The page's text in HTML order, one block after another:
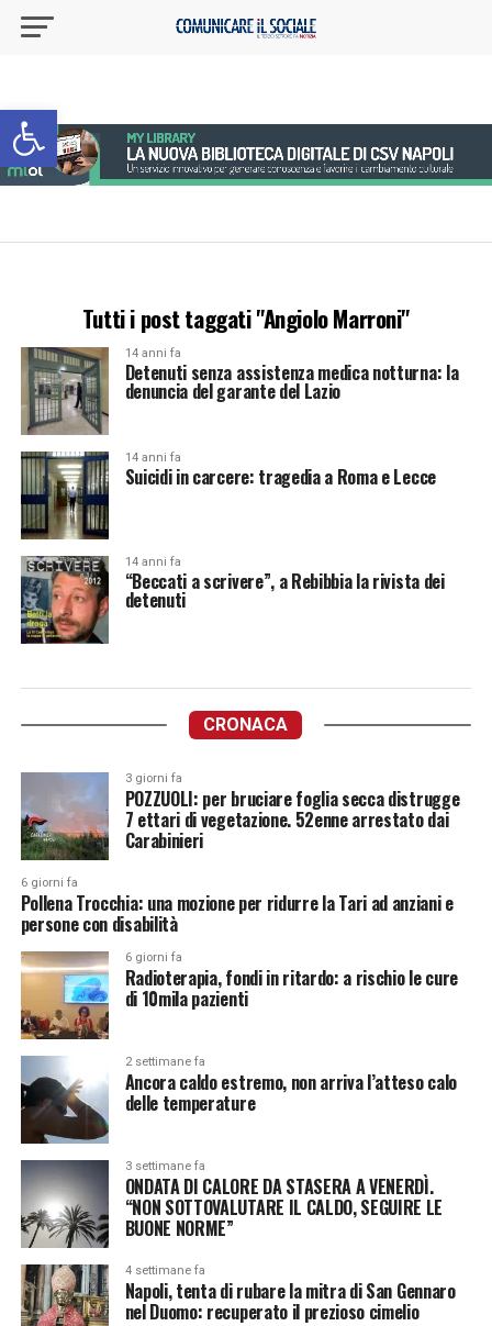
Apri la barra degli strumenti
Tutti i post taggati "Angiolo Marroni"
14 anni fa
Detenuti senza assistenza medica notturna: la
denuncia del garante del Lazio
14 anni fa
Suicidi in carcere: tragedia a Roma e Lecce
14 anni fa
“Beccati a scrivere”, a Rebibbia la rivista dei
detenuti
CRONACA
3 giorni fa
POZZUOLI: per bruciare foglia secca distrugge
7 ettari di vegetazione. 52enne arrestato dai
Carabinieri
6 giorni fa
Pollena Trocchia: una mozione per ridurre la Tari ad anziani e
persone con disabilità
6 giorni fa
Radioterapia, fondi in ritardo: a rischio le cure
di 10mila pazienti
2 settimane fa
Ancora caldo estremo, non arriva l’atteso calo
delle temperature
3 settimane fa
ONDATA DI CALORE DA STASERA A VENERDÌ.
“NON SOTTOVALUTARE IL CALDO, SEGUIRE LE
BUONE NORME”
4 settimane fa
Napoli, tenta di rubare la mitra di San Gennaro
nel Duomo: recuperato il prezioso cimelio